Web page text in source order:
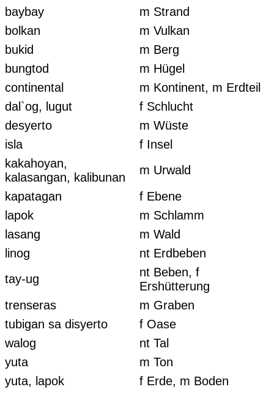
baybay
m Strand
bolkan
m Vulkan
bukid
m Berg
bungtod
m Hügel
continental
m Kontinent, m Erdteil
dal`og, lugut
f Schlucht
desyerto
m Wüste
isla
f Insel
kakahoyan,
kalasangan, kalibunan
m Urwald
kapatagan
f Ebene
lapok
m Schlamm
lasang
m Wald
linog
nt Erdbeben
tay-ug
nt Beben, f
Ershütterung
trenseras
m Graben
tubigan sa disyerto
f Oase
walog
nt Tal
yuta
m Ton
yuta, lapok
f Erde, m Boden